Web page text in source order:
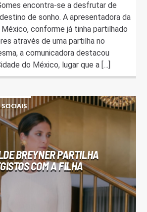
encontra-se a desfrutar de
de sonho. A apresentadora da
conforme já tinha partilhado
através de uma partilha no
a comunicadora destacou
do México, lugar que a […]
SOCIAIS
BREYNER PARTILHA
COM A FILHA